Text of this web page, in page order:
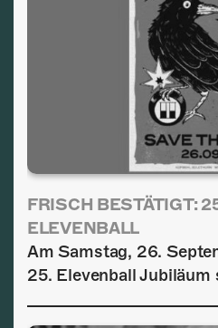
FRISCH BESTÄTIGT:
ELEVENBALL
Am Samstag, 26.
25. Elevenball Jubiläum